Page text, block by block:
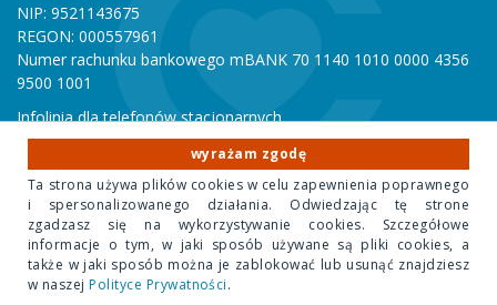
NIP: 9521143675
REGON: 000557961
Numer rachunku bankowego mBANK 70 1140 1010 0000 4356
9500 1001
Infolinia dla telefonów stacjonarnych
801 051 000
Infolinia dla telefonów komórkowych
22 815 10 00
Copyright 2020 Instytut "Pomnik Centrum Zdrowia Dziecka"
Design Park- projektowanie stron internetowych
wyrażam zgodę
Ta strona używa plików cookies w celu zapewnienia poprawnego
i spersonalizowanego działania. Odwiedzając tę strone
zgadzasz się na wykorzystywanie cookies. Szczegółowe
informacje o tym, w jaki sposób używane są pliki cookies, a
także w jaki sposób można je zablokować lub usunąć znajdziesz
w naszejPolityce Prywatności.